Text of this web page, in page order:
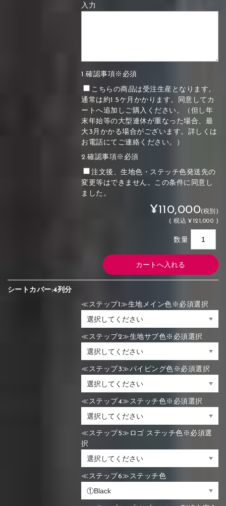
入力
1.確認事項※必須
こちらの商品は受注生産となります。
通常は約1.5ケ月かかります。同意してカ
ートへ追加しご購入ください。（但し年
末年始等の大型連休が重なった場合、最
大3月かかる場合がございます。詳しくは
お電話にてご連絡ください。）
2.確認事項※必須
注文後、生地色・ステッチ色発送先の
変更等はできません。この条件に同意し
ました。
¥110,000(税別)
(税込 ¥121,000 )
数量
シートカバー:4列分
≪ステップ1≫生地メイン色※必須選択
≪ステップ2≫生地サブ色※必須選択
≪ステップ3≫パイピング色※必須選択
≪ステップ4≫ステッチ色※必須選択
≪ステップ5≫ロゴ ステッチ色※必須選
択
≪ステップ6≫ステッチ色